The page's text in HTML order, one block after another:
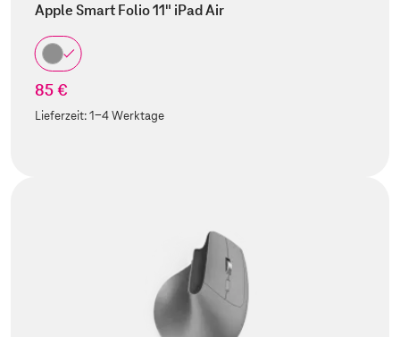
Apple Smart Folio 11" iPad Air
85 €
Lieferzeit:1-4 Werktage